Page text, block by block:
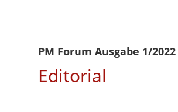
PM Forum Ausgabe 1/2022
Editorial